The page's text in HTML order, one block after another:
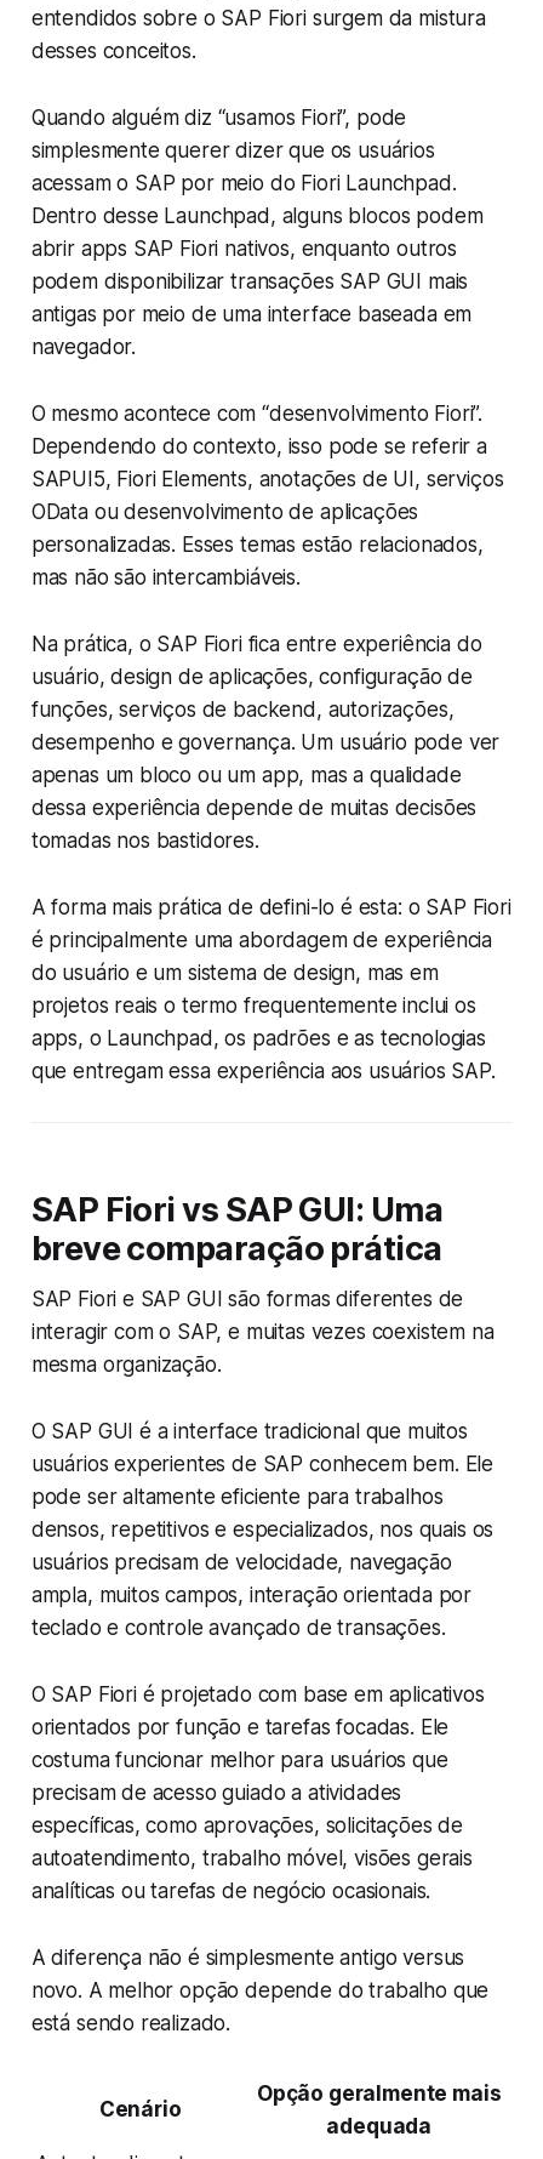
entendidos sobre o SAP Fiori surgem da mistura
desses conceitos.
Quando alguém diz “usamos Fiori”, pode
simplesmente querer dizer que os usuários
acessam o SAP por meio do Fiori Launchpad.
Dentro desse Launchpad, alguns blocos podem
abrir apps SAP Fiori nativos, enquanto outros
podem disponibilizar transações SAP GUI mais
antigas por meio de uma interface baseada em
navegador.
O mesmo acontece com “desenvolvimento Fiori”.
Dependendo do contexto, isso pode se referir a
SAPUI5, Fiori Elements, anotações de UI, serviços
OData ou desenvolvimento de aplicações
personalizadas. Esses temas estão relacionados,
mas não são intercambiáveis.
Na prática, o SAP Fiori fica entre experiência do
usuário, design de aplicações, configuração de
funções, serviços de backend, autorizações,
desempenho e governança. Um usuário pode ver
apenas um bloco ou um app, mas a qualidade
dessa experiência depende de muitas decisões
tomadas nos bastidores.
A forma mais prática de defini-lo é esta: o SAP Fiori
é principalmente uma abordagem de experiência
do usuário e um sistema de design, mas em
projetos reais o termo frequentemente inclui os
apps, o Launchpad, os padrões e as tecnologias
que entregam essa experiência aos usuários SAP.
SAP Fiori vs SAP GUI: Uma
breve comparação prática
SAP Fiori e SAP GUI são formas diferentes de
interagir com o SAP, e muitas vezes coexistem na
mesma organização.
O SAP GUI é a interface tradicional que muitos
usuários experientes de SAP conhecem bem. Ele
pode ser altamente eficiente para trabalhos
densos, repetitivos e especializados, nos quais os
usuários precisam de velocidade, navegação
ampla, muitos campos, interação orientada por
teclado e controle avançado de transações.
O SAP Fiori é projetado com base em aplicativos
orientados por função e tarefas focadas. Ele
costuma funcionar melhor para usuários que
precisam de acesso guiado a atividades
específicas, como aprovações, solicitações de
autoatendimento, trabalho móvel, visões gerais
analíticas ou tarefas de negócio ocasionais.
A diferença não é simplesmente antigo versus
novo. A melhor opção depende do trabalho que
está sendo realizado.
Cenário
Opção geralmente mais
adequada